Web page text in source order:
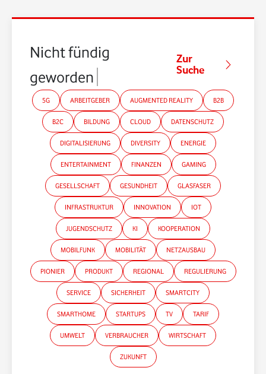
Nicht fündig
geworden?
Zur
Suche
5G ARBEITGEBER AUGMENTED REALITY B2B
B2C BILDUNG CLOUD DATENSCHUTZ
DIGITALISIERUNG DIVERSITY ENERGIE
ENTERTAINMENT FINANZEN GAMING
GESELLSCHAFT GESUNDHEIT GLASFASER
INFRASTRUKTUR INNOVATION IOT
JUGENDSCHUTZ KI KOOPERATION
MOBILFUNK MOBILITÄT NETZAUSBAU
PIONIER PRODUKT REGIONAL REGULIERUNG
SERVICE SICHERHEIT SMARTCITY
SMARTHOME STARTUPS TV TARIF
UMWELT VERBRAUCHER WIRTSCHAFT
ZUKUNFT